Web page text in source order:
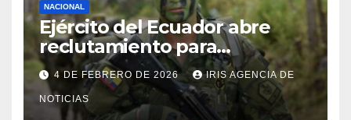
NACIONAL
Ejército del Ecuador abre
reclutamiento para
bachilleres a partir de este
viernes 6 de febrero
4 DE FEBRERO DE 2026 IRIS AGENCIA DE
NOTICIAS